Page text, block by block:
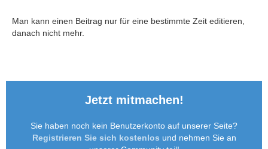
Man kann einen Beitrag nur für eine bestimmte Zeit editieren,
danach nicht mehr.
Jetzt mitmachen!
Sie haben noch kein Benutzerkonto auf unserer Seite?
Registrieren Sie sich kostenlos und nehmen Sie an